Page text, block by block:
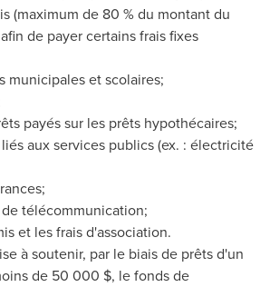
(maximum de 80 % du montant du
de payer certains frais fixes
municipales et scolaires;
payés sur les prêts hypothécaires;
aux services publics (ex. : électricité
télécommunication;
et les frais d'association.
à soutenir, par le biais de prêts d'un
de 50 000 $, le fonds de